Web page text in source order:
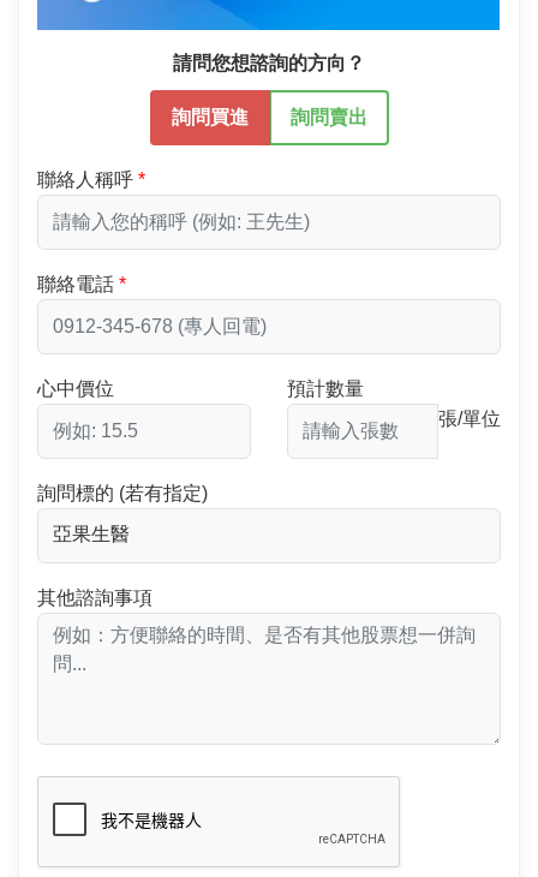
請問您想諮詢的方向？
詢問買進 詢問賣出
聯絡人稱呼
聯絡電話
心中價位
預計數量
張/單位
詢問標的 (若有指定)
其他諮詢事項